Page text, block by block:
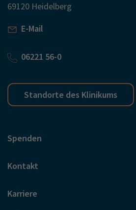
69120 Heidelberg
E-Mail
06221 56-0
Standorte des Klinikums
Spenden
Kontakt
Karriere